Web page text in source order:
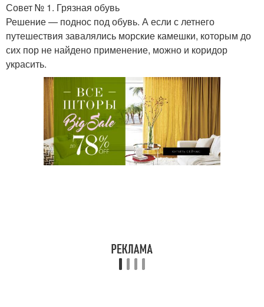
Совет № 1. Грязная обувь
Решение — поднос под обувь. А если с летнего
путешествия завалялись морские камешки, которым до
сих пор не найдено применение, можно и коридор
украсить.